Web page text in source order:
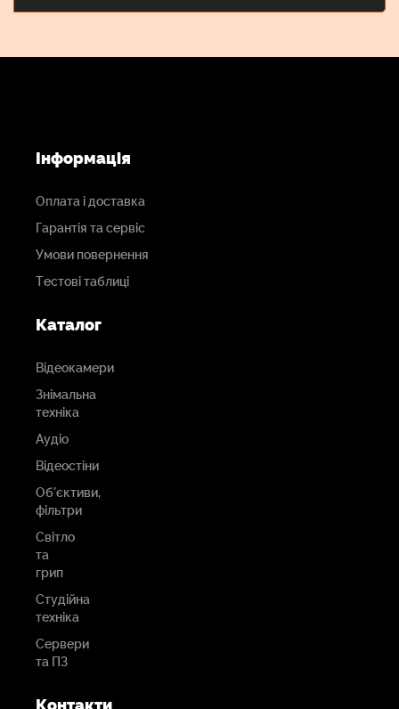
Інформація
Оплата і доставка
Гарантія та сервіс
Умови повернення
Тестові таблиці
Каталог
Відеокамери
Знімальна
техніка
Аудіо
Відеостіни
Об'єктиви,
фільтри
Світло
та
грип
Студійна
техніка
Сервери
та ПЗ
Контакти